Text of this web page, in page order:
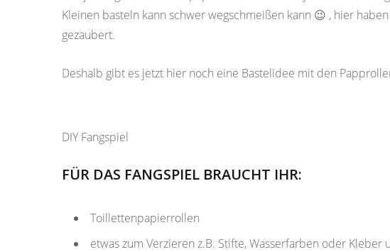
Kleinen basteln kann schwer wegschmeißen kann 😉 , hier
gezaubert.
Deshalb gibt es jetzt hier noch eine Bastelidee mit den
DIY Fangspiel
FÜR DAS FANGSPIEL BRAUCHT IHR:
Toillettenpapierrollen
etwas zum Verzieren z.B. Stifte, Wasserfarben oder Kleber